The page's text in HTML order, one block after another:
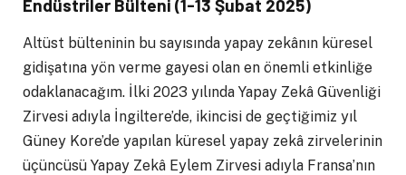
Endüstriler Bülteni (1-13 Şubat 2025)
Altüst bülteninin bu sayısında yapay zekânın küresel
gidişatına yön verme gayesi olan en önemli etkinliğe
odaklanacağım. İlki 2023 yılında Yapay Zekâ Güvenliği
Zirvesi adıyla İngiltere’de, ikincisi de geçtiğimiz yıl
Güney Kore’de yapılan küresel yapay zekâ zirvelerinin
üçüncüsü Yapay Zekâ Eylem Zirvesi adıyla Fransa’nın